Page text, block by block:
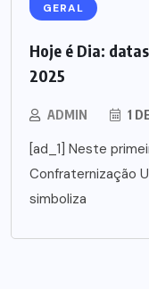
GERAL
Hoje é Dia:
2025
ADMIN 1
[ad_1] Neste
Confraternização
simboliza